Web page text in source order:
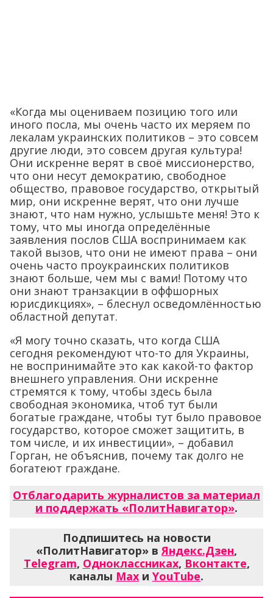
«Когда мы оцениваем позицию того или
иного посла, мы очень часто их меряем по
лекалам украинских политиков – это совсем
другие люди, это совсем другая культура!
Они искренне верят в своё миссионерство,
что они несут демократию, свободное
общество, правовое государство, открытый
мир, они искренне верят, что они лучше
знают, что нам нужно, услышьте меня! Это к
тому, что мы иногда определённые
заявления послов США воспринимаем как
такой вызов, что они не имеют права – они
очень часто проукраинских политиков
знают больше, чем мы с вами! Потому что
они знают транзакции в оффшорных
юрисдикциях», – блеснул осведомлённостью
областной депутат.
«Я могу точно сказать, что когда США
сегодня рекомендуют что-то для Украины,
не воспринимайте это как какой-то фактор
внешнего управления. Они искренне
стремятся к тому, чтобы здесь была
свободная экономика, чтоб тут были
богатые граждане, чтобы тут было правовое
государство, которое сможет защитить, в
том числе, и их инвестиции», – добавил
Горган, не объяснив, почему так долго не
богатеют граждане.
Отблагодарить журналистов за материал
и поддержать «ПолитНавигатор».
Подпишитесь на новости
«ПолитНавигатор» вЯндекс.Дзен,
Telegram, Одноклассниках, Вконтакте,
каналы Max и YouTube.